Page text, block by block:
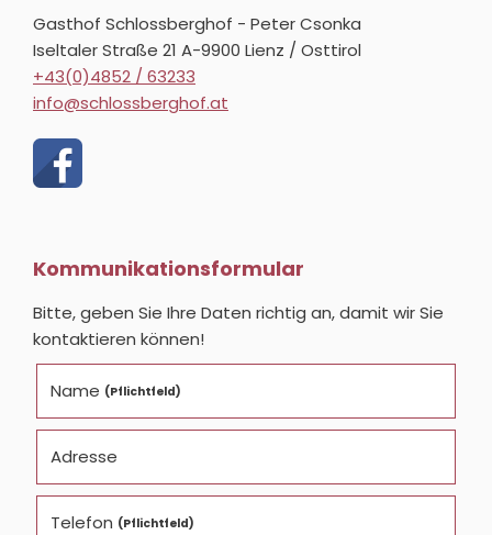
Gasthof Schlossberghof - Peter Csonka
Iseltaler Straße 21 A-9900 Lienz / Osttirol
+43(0)4852 / 63233
info@schlossberghof.at
Kommunikationsformular
Bitte, geben Sie Ihre Daten richtig an, damit wir Sie
kontaktieren können!
Name (Pflichtfeld)
Adresse
Telefon (Pflichtfeld)